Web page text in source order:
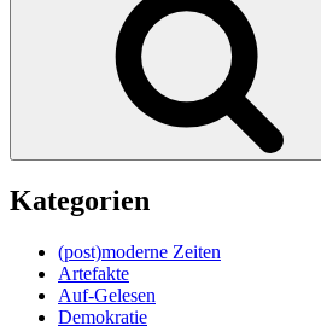
Kategorien
(post)moderne Zeiten
Artefakte
Auf-Gelesen
Demokratie